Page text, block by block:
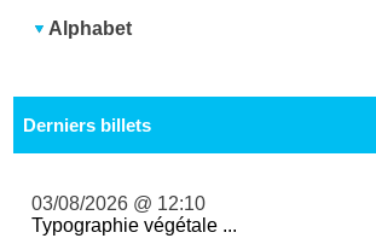
Alphabet
Derniers billets
03/08/2026 @ 12:10
Typographie végétale ...